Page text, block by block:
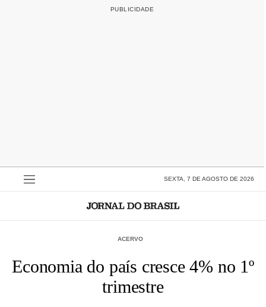
SEXTA, 7 DE AGOSTO DE 2026
ACERVO
Economia do país cresce 4% no 1º
trimestre